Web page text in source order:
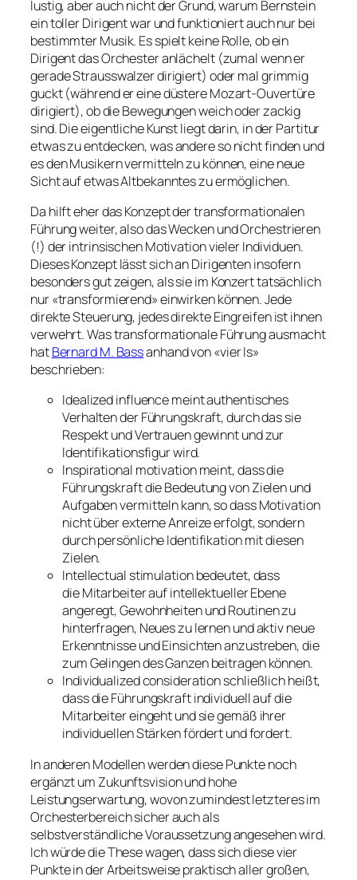
lustig, aber auch nicht der Grund, warum Bernstein
ein toller Dirigent war und funktioniert auch nur bei
bestimmter Musik. Es spielt keine Rolle, ob ein
Dirigent das Orchester anlächelt (zumal wenn er
gerade Strausswalzer dirigiert) oder mal grimmig
guckt (während er eine düstere Mozart-Ouvertüre
dirigiert), ob die Bewegungen weich oder zackig
sind. Die eigentliche Kunst liegt darin, in der Partitur
etwas zu entdecken, was andere so nicht finden und
es den Musikern vermitteln zu können, eine neue
Sicht auf etwas Altbekanntes zu ermöglichen.
Da hilft eher das Konzept der transformationalen
Führung weiter, also das Wecken und Orchestrieren
(!) der intrinsischen Motivation vieler Individuen.
Dieses Konzept lässt sich an Dirigenten insofern
besonders gut zeigen, als sie im Konzert tatsächlich
nur «transformierend» einwirken können. Jede
direkte Steuerung, jedes direkte Eingreifen ist ihnen
verwehrt. Was transformationale Führung ausmacht
hatBernard M. Bassanhand von «vier Is»
beschrieben:
Idealized influencemeint authentisches
Verhalten der Führungskraft, durch das sie
Respekt und Vertrauen gewinnt und zur
Identifikationsfigur wird.
Inspirational motivationmeint, dass die
Führungskraft die Bedeutung von Zielen und
Aufgaben vermitteln kann, so dass Motivation
nicht über externe Anreize erfolgt, sondern
durch persönliche Identifikation mit diesen
Zielen.
Intellectual stimulationbedeutet, dass
die Mitarbeiter auf intellektueller Ebene
angeregt, Gewohnheiten und Routinen zu
hinterfragen, Neues zu lernen und aktiv neue
Erkenntnisse und Einsichten anzustreben, die
zum Gelingen des Ganzen beitragen können.
Individualized considerationschließlich heißt,
dass die Führungskraft individuell auf die
Mitarbeiter eingeht und sie gemäß ihrer
individuellen Stärken fördert und fordert.
In anderen Modellen werden diese Punkte noch
ergänzt um Zukunftsvision und hohe
Leistungserwartung, wovon zumindest letzteres im
Orchesterbereich sicher auch als
selbstverständliche Voraussetzung angesehen wird.
Ich würde die These wagen, dass sich diese vier
Punkte in der Arbeitsweise praktisch aller großen,